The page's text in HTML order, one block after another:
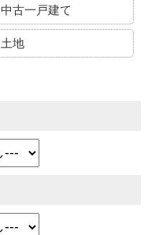
中古一戸建て
土地